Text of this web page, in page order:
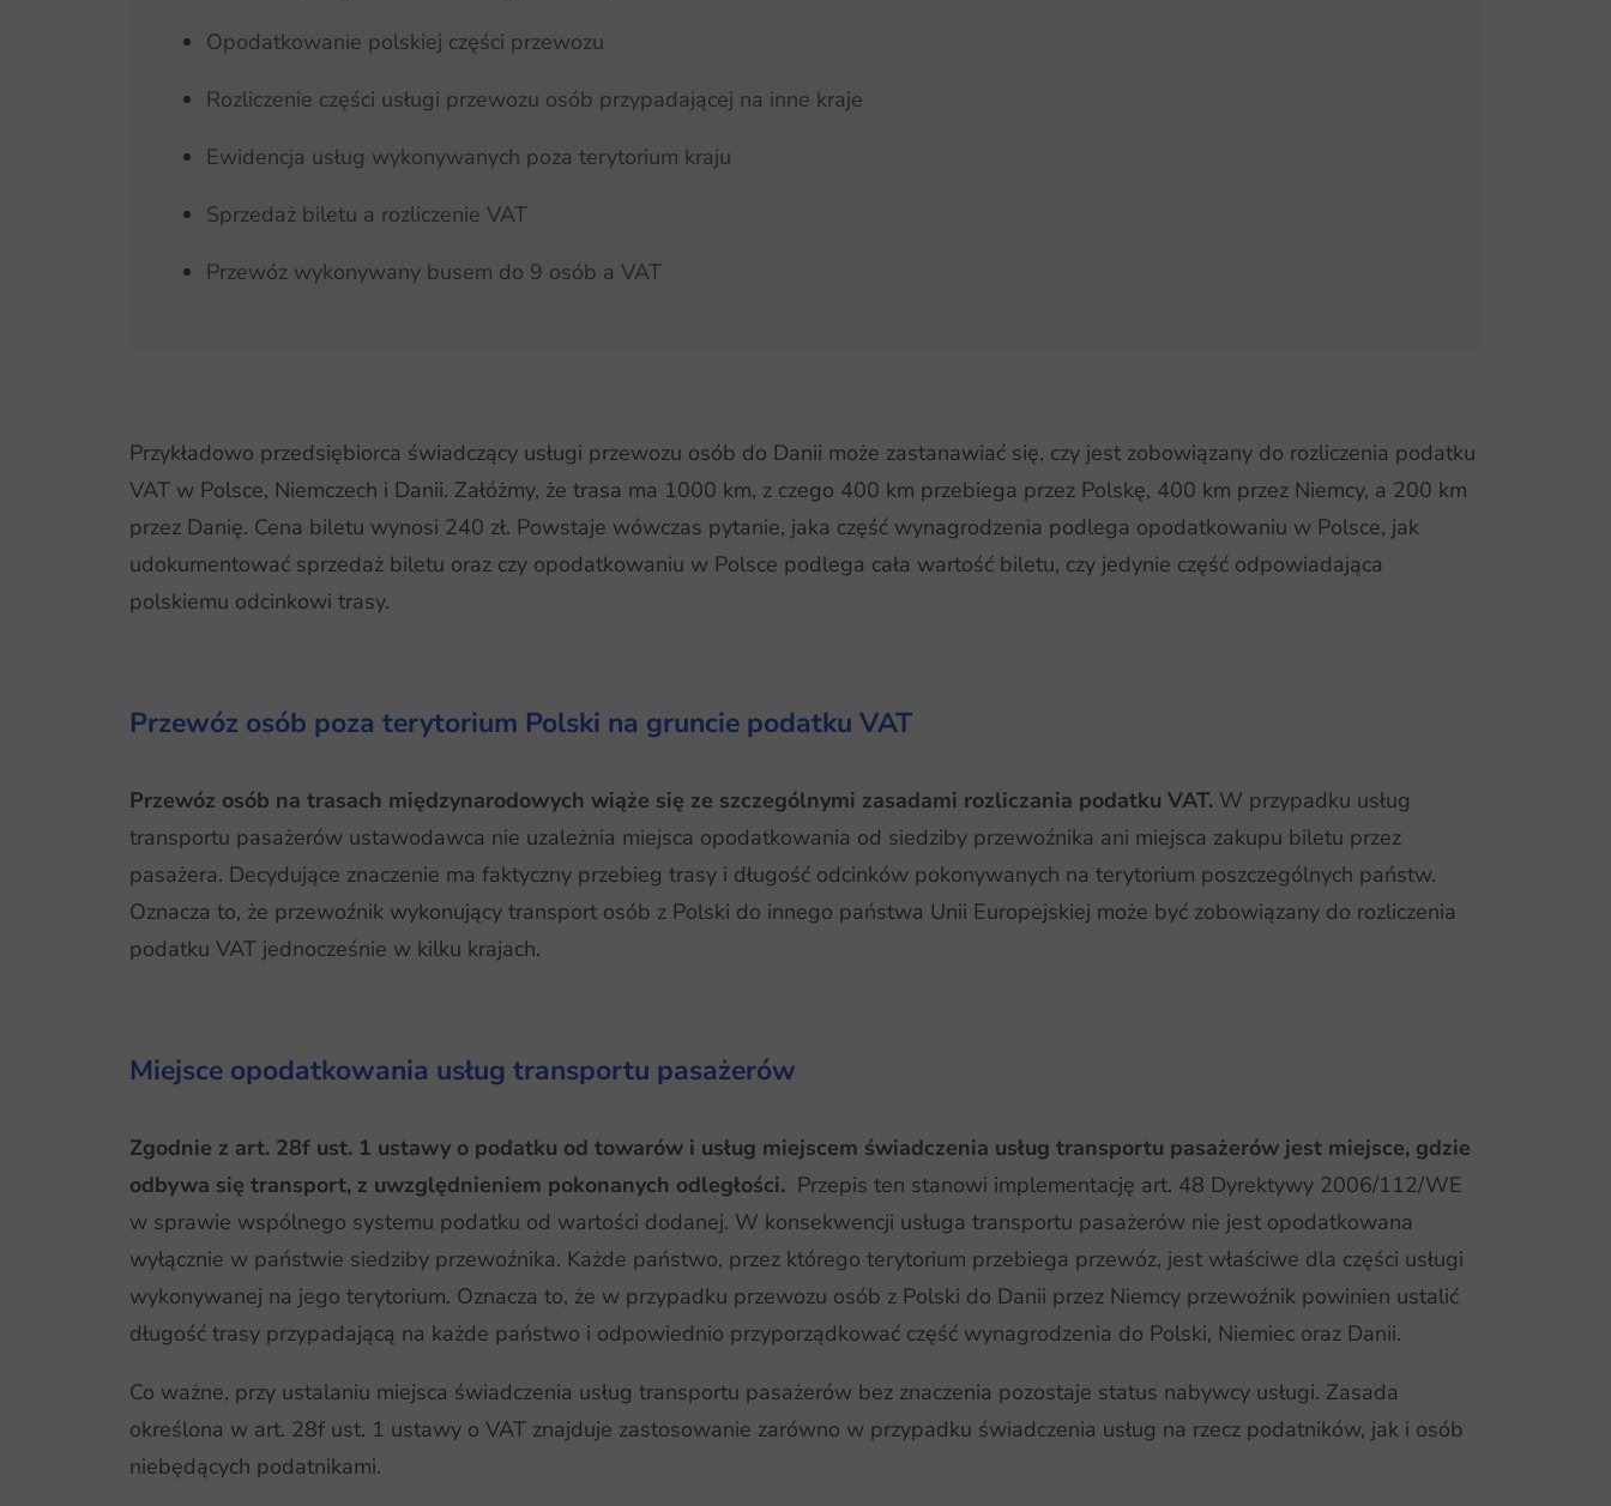
Opodatkowanie polskiej części przewozu
Rozliczenie części usługi przewozu osób przypadającej na inne kraje
Ewidencja usług wykonywanych poza terytorium kraju
Sprzedaż biletu a rozliczenie VAT
Przewóz wykonywany busem do 9 osób a VAT
Przykładowo przedsiębiorca świadczący usługi przewozu osób do Danii może zastanawiać się, czy jest zobowiązany do rozliczenia podatku
VAT w Polsce, Niemczech i Danii. Załóżmy, że trasa ma 1000 km, z czego 400 km przebiega przez Polskę, 400 km przez Niemcy, a 200 km
przez Danię. Cena biletu wynosi 240 zł. Powstaje wówczas pytanie, jaka część wynagrodzenia podlega opodatkowaniu w Polsce, jak
udokumentować sprzedaż biletu oraz czy opodatkowaniu w Polsce podlega cała wartość biletu, czy jedynie część odpowiadająca
polskiemu odcinkowi trasy.
Przewóz osób poza terytorium Polski na gruncie podatku VAT
Przewóz osób na trasach międzynarodowych wiąże się ze szczególnymi zasadami rozliczania podatku VAT. W przypadku usług
transportu pasażerów ustawodawca nie uzależnia miejsca opodatkowania od siedziby przewoźnika ani miejsca zakupu biletu przez
pasażera. Decydujące znaczenie ma faktyczny przebieg trasy i długość odcinków pokonywanych na terytorium poszczególnych państw.
Oznacza to, że przewoźnik wykonujący transport osób z Polski do innego państwa Unii Europejskiej może być zobowiązany do rozliczenia
podatku VAT jednocześnie w kilku krajach.
Miejsce opodatkowania usług transportu pasażerów
Zgodnie z art. 28f ust. 1 ustawy o podatku od towarów i usług miejscem świadczenia usług transportu pasażerów jest miejsce, gdzie
odbywa się transport, z uwzględnieniem pokonanych odległości. Przepis ten stanowi implementację art. 48 Dyrektywy 2006/112/WE
w sprawie wspólnego systemu podatku od wartości dodanej. W konsekwencji usługa transportu pasażerów nie jest opodatkowana
wyłącznie w państwie siedziby przewoźnika. Każde państwo, przez którego terytorium przebiega przewóz, jest właściwe dla części usługi
wykonywanej na jego terytorium. Oznacza to, że w przypadku przewozu osób z Polski do Danii przez Niemcy przewoźnik powinien ustalić
długość trasy przypadającą na każde państwo i odpowiednio przyporządkować część wynagrodzenia do Polski, Niemiec oraz Danii.
Co ważne, przy ustalaniu miejsca świadczenia usług transportu pasażerów bez znaczenia pozostaje status nabywcy usługi. Zasada
określona w art. 28f ust. 1 ustawy o VAT znajduje zastosowanie zarówno w przypadku świadczenia usług na rzecz podatników, jak i osób
niebędących podatnikami.